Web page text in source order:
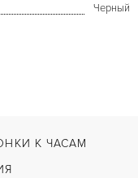
Черный
сложности застежка
К ЧАСАМ